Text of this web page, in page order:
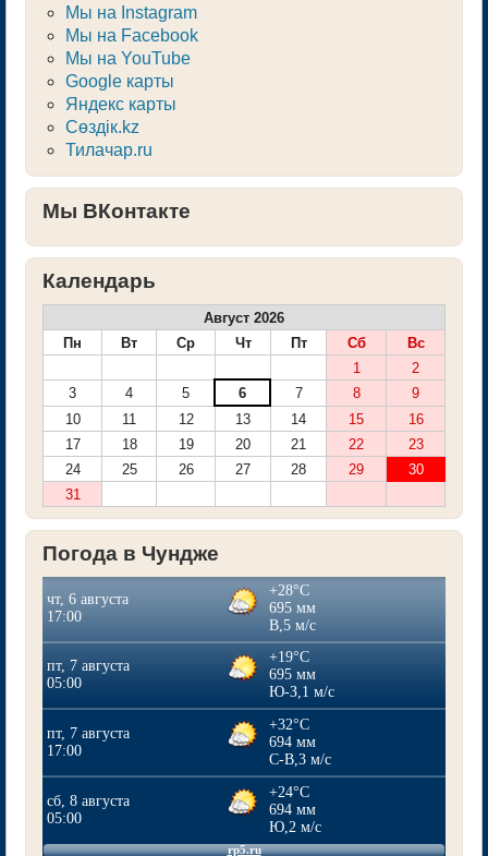
Мы на Instagram
Мы на Facebook
Мы на YouTube
Google карты
Яндекс карты
Сөздік.kz
Тилачар.ru
Мы ВКонтакте
Календарь
Август 2026
Пн
Вт Ср Чт Пт Сб
Вс
1
2
3
4 5 6 7 8
9
10
11 12 13 14 15
16
17
18 19 20 21 22
23
24
25 26 27 28 29
30
31
Погода в Чундже